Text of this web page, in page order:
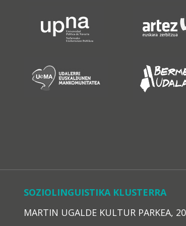
SOZIOLINGUISTIKA KLUSTERRA
MARTIN UGALDE KULTUR PARKEA,